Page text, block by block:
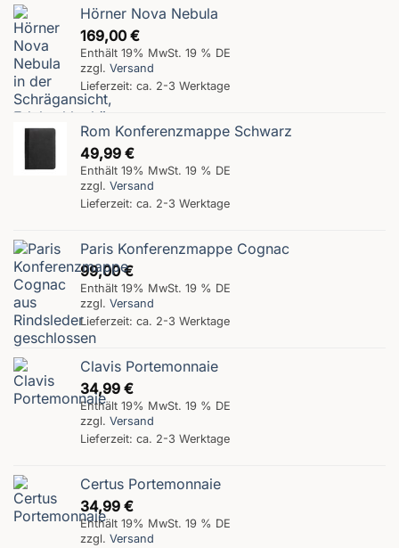
Hörner Nova Nebula
169,00 €
Enthält 19% MwSt. 19 % DE
zzgl. Versand
Lieferzeit: ca. 2-3 Werktage
Rom Konferenzmappe Schwarz
49,99 €
Enthält 19% MwSt. 19 % DE
zzgl. Versand
Lieferzeit: ca. 2-3 Werktage
Paris Konferenzmappe Cognac
99,00€
Enthält 19% MwSt. 19 % DE
zzgl. Versand
Lieferzeit: ca. 2-3 Werktage
Clavis Portemonnaie
34,99 €
Enthält 19% MwSt. 19 % DE
zzgl. Versand
Lieferzeit: ca. 2-3 Werktage
Certus Portemonnaie
34,99 €
Enthält 19% MwSt. 19 % DE
zzgl. Versand